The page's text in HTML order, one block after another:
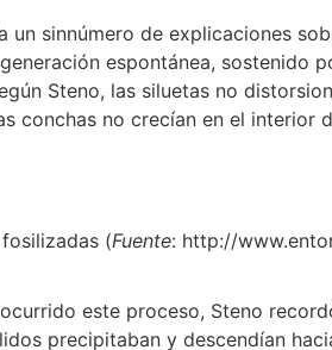
un sinnúmero de explicaciones
espontánea, sostenido
Steno, las siluetas no
conchas no crecían en el
(Fuente: http://
este proceso, Steno
precipitaban y descendían